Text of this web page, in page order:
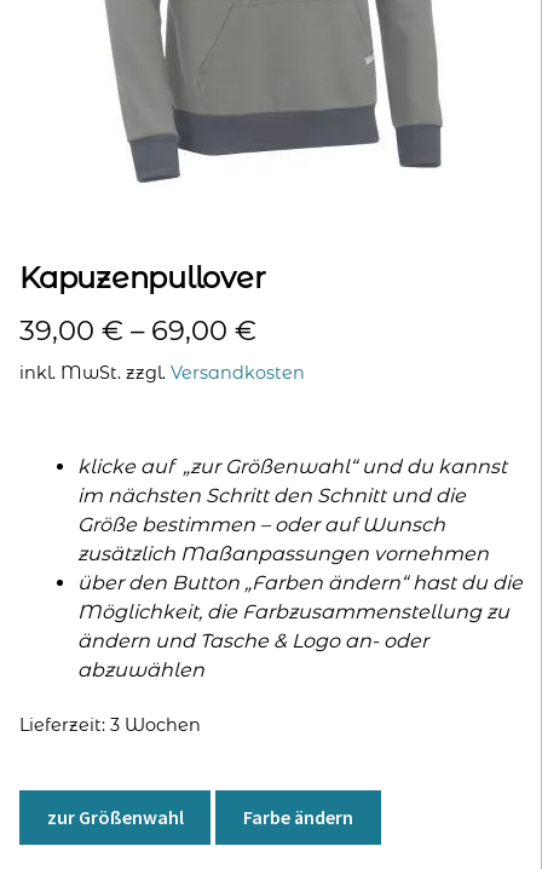
Kapuzenpullover
39,00 € – 69,00 €
inkl. MwSt. zzgl. Versandkosten
klicke auf „zur Größenwahl“ und du kannst
im nächsten Schritt den Schnitt und die
Größe bestimmen – oder auf Wunsch
zusätzlich Maßanpassungen vornehmen
über den Button „Farben ändern“ hast du die
Möglichkeit, die Farbzusammenstellung zu
ändern und Tasche & Logo an- oder
abzuwählen
Lieferzeit: 3 Wochen
zur Größenwahl Farbe ändern